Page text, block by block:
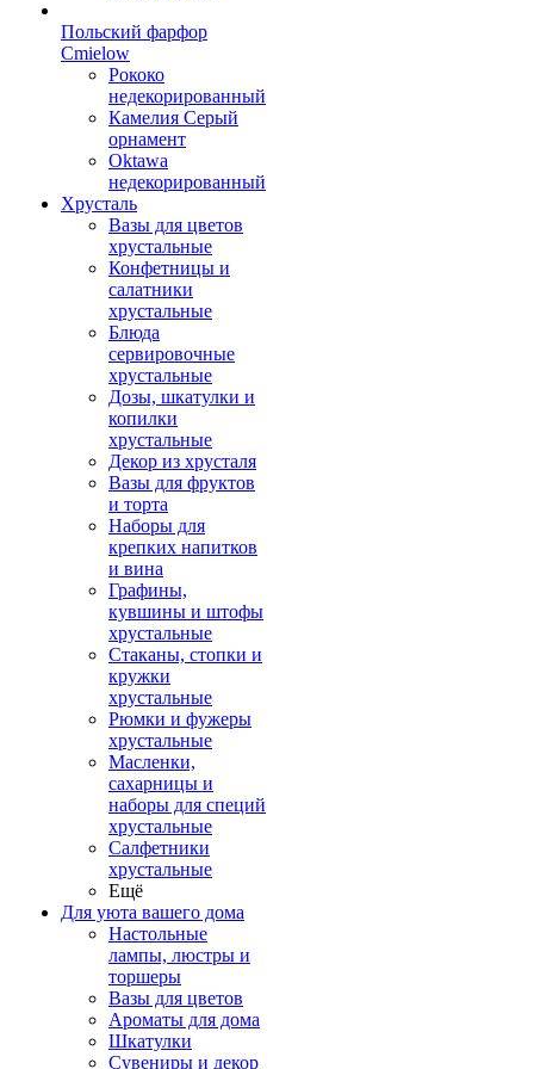
Польский фарфор
Сmielow
Рококо
недекорированный
Камелия Серый
орнамент
Oktawa
недекорированный
Хрусталь
Вазы для цветов
хрустальные
Конфетницы и
салатники
хрустальные
Блюда
сервировочные
хрустальные
Дозы, шкатулки и
копилки
хрустальные
Декор из хрусталя
Вазы для фруктов
и торта
Наборы для
крепких напитков
и вина
Графины,
кувшины и штофы
хрустальные
Стаканы, стопки и
кружки
хрустальные
Рюмки и фужеры
хрустальные
Масленки,
сахарницы и
наборы для специй
хрустальные
Салфетники
хрустальные
Ещё
Для уюта вашего дома
Настольные
лампы, люстры и
торшеры
Вазы для цветов
Ароматы для дома
Шкатулки
Сувениры и декор